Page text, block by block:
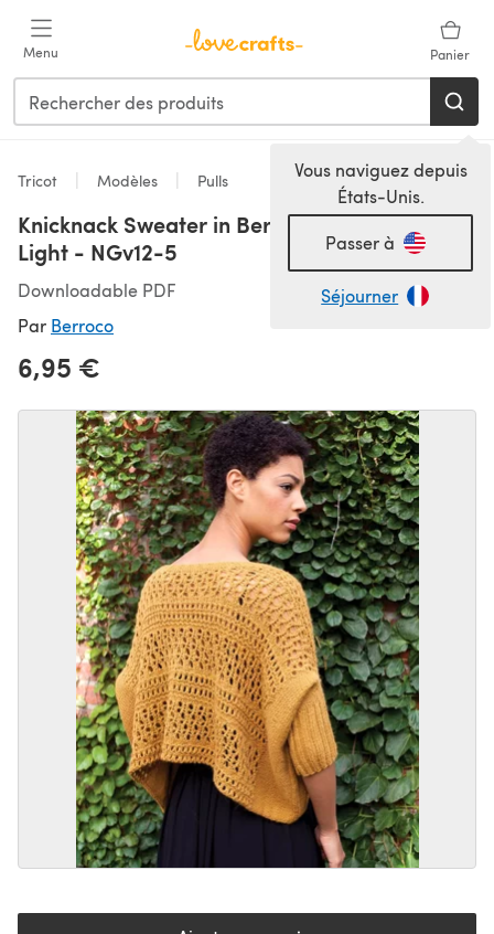
Menu Panier
Vous naviguez depuis
États-Unis.
Passer à
Séjourner
Tricot Modèles Pulls
Knicknack Sweater in Berroco Ultra Alpaca
Light - NGv12-5
Downloadable PDF
Par Berroco
6,95 €